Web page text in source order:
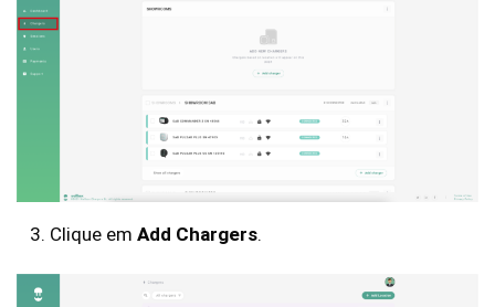
Clique em Add Chargers.